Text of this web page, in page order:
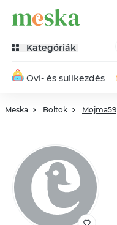
Kategóriák
Ovi- és sulikezdés
Meska Boltok Mojma59